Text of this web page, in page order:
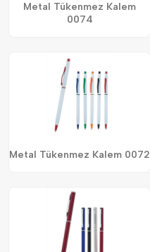
Metal Tükenmez Kalem
0074
Metal Tükenmez Kalem 0072